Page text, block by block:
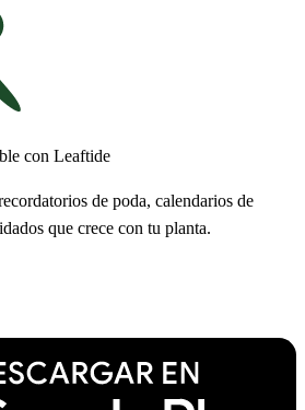
con Leaftide
de poda, calendarios de
que crece con tu planta.